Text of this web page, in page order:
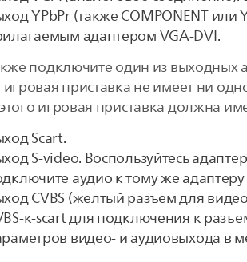
YPbPr (также COMPONENT или
адаптером VGA-DVI.
подключите один из выходных
игровая приставка не имеет ни
игровая приставка должна
Scart.
S-video. Воспользуйтесь
аудио к тому же
CVBS (желтый разъем для
к-scart для подключения к
видео- и аудиовыхода в